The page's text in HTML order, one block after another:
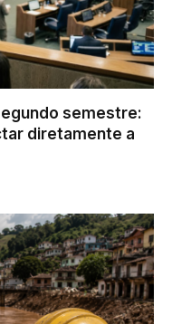
semestre:
diretamente a